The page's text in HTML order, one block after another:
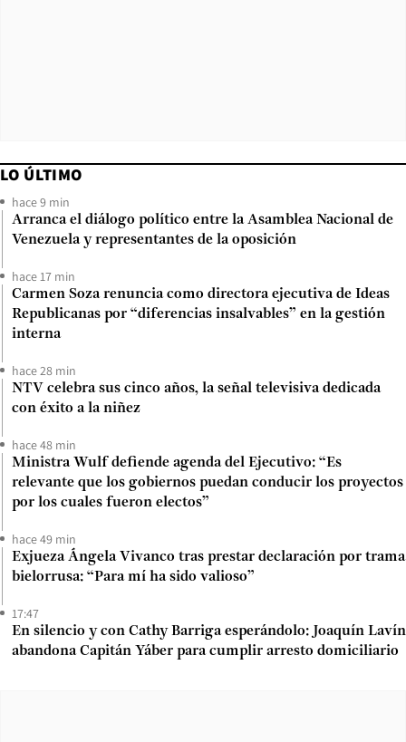
LO ÚLTIMO
hace 9 min
Arranca el diálogo político entre la Asamblea Nacional de
Venezuela y representantes de la oposición
hace 17 min
Carmen Soza renuncia como directora ejecutiva de Ideas
Republicanas por “diferencias insalvables” en la gestión
interna
hace 28 min
NTV celebra sus cinco años, la señal televisiva dedicada
con éxito a la niñez
hace 48 min
Ministra Wulf defiende agenda del Ejecutivo: “Es
relevante que los gobiernos puedan conducir los proyectos
por los cuales fueron electos”
hace 49 min
Exjueza Ángela Vivanco tras prestar declaración por trama
bielorrusa: “Para mí ha sido valioso”
17:47
En silencio y con Cathy Barriga esperándolo: Joaquín Lavín
abandona Capitán Yáber para cumplir arresto domiciliario